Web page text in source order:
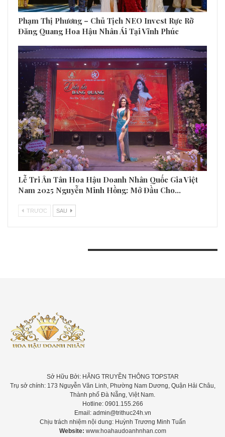
Phạm Thị Phương – Chủ Tịch NEO Invest Rực Rỡ
Đăng Quang Hoa Hậu Nhân Ái Tại Vĩnh Phúc
Lễ Tri Ân Tân Hoa Hậu Doanh Nhân Quốc Gia Việt
Nam 2025 Nguyễn Minh Hồng: Mở Đầu Cho…
TRƯƠC SAU
Sở Hữu Bởi: HÃNG TRUYỀN THÔNG TOPSTAR
Trụ sở chính: 173 Nguyễn Văn Linh, Phường Nam Dương, Quận Hải Châu,
Thành phố Đà Nẵng, Việt Nam.
Hotline: 0901.155.266
Email: admin@trithuc24h.vn
Chịu trách nhiệm nội dung: Huỳnh Trương Minh Tuấn
Website: www.hoahaudoanhnhan.com